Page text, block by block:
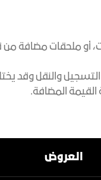
أو ملحقات مضافة
والنقل وقد
المضافة.
العروض